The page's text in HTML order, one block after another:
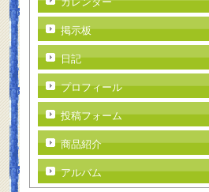
掲示板
日記
プロフィール
投稿フォーム
商品紹介
アルバム